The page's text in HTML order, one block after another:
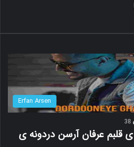
Erfan Arsen
38
قلبم عرفان آرسن دردونه ی